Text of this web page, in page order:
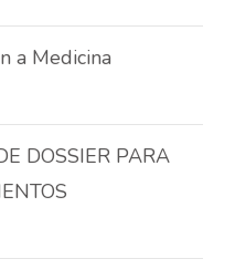
a Medicina
DOSSIER PARA